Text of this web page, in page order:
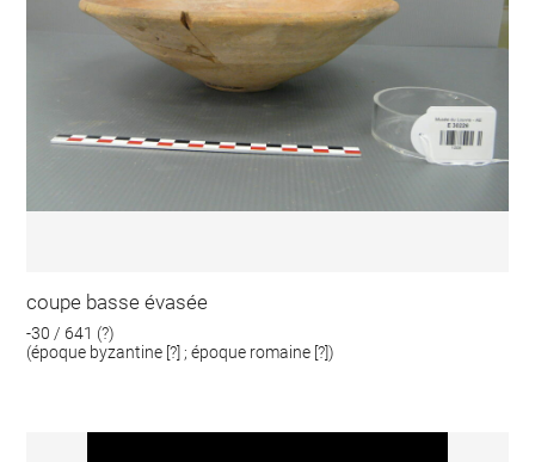
coupe basse évasée
-30 / 641 (?)
(époque byzantine [?] ; époque romaine [?])